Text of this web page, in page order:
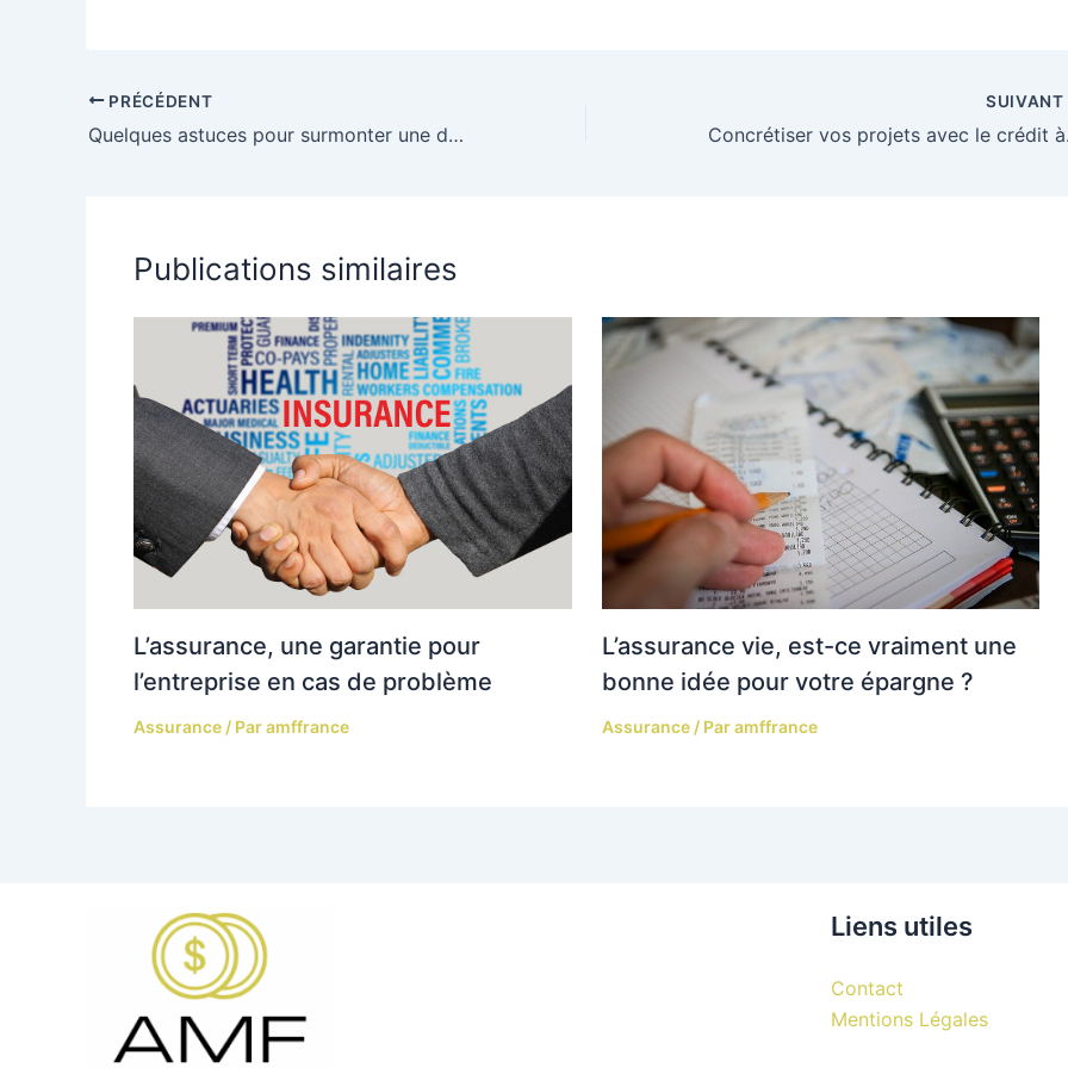
PRÉCÉDENT
Quelques astuces pour surmonter une dépense imprévue
SUIVANT
Publications similaires
L’assurance, une garantie pour
l’entreprise en cas de problème
Assurance / Paramffrance
L’assurance vie, est-ce vraiment une
bonne idée pour votre épargne ?
Assurance/ Paramffrance
Liens utiles
Contact
Mentions Légales